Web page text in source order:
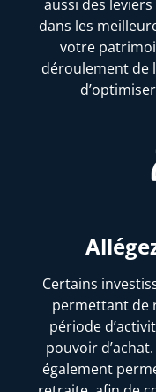
aussi des
dans les
votre
déroulement de
Certains
permettant de
période
pouvoir
également